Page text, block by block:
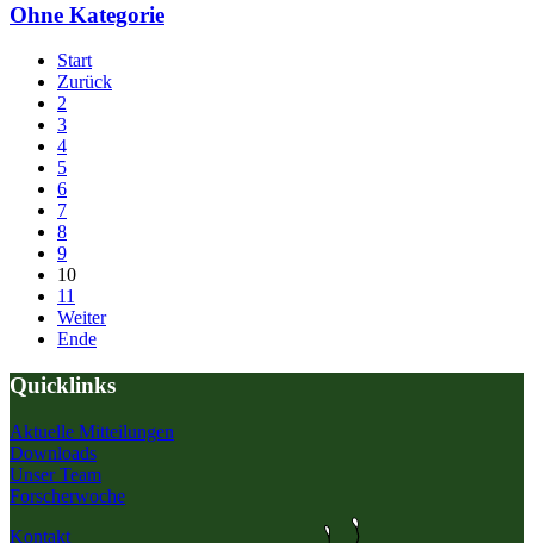
Ohne Kategorie
Start
Zurück
2
3
4
5
6
7
8
9
10
11
Weiter
Ende
Quicklinks
Aktuelle Mitteilungen
Downloads
Unser Team
Forscherwoche
Kontakt